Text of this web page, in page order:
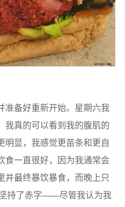
准备好重新开始。星期六我
我真的可以看到我的腹肌的
显，我感觉更苗条和更自
食一直很好，因为我通常会
并最终暴饮暴食，而晚上只
持了赤字——尽管我认为我